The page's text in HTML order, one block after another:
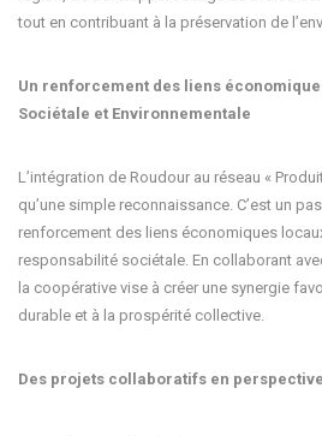
tout en contribuant à la préservation de
Un renforcement des liens
Sociétale et Environnementale
L’intégration de Roudour au réseau «
qu’une simple reconnaissance. C’est un
renforcement des liens économiques
responsabilité sociétale. En collaborant
la coopérative vise à créer une synergie
durable et à la prospérité collective.
Des projets collaboratifs en perspective